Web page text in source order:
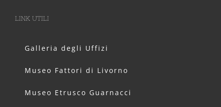
LINK UTILI
Galleria degli Uffizi
Museo Fattori di Livorno
Museo Etrusco Guarnacci